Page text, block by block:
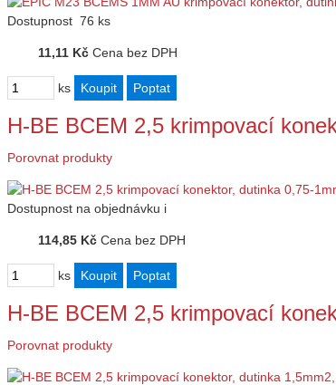
Dostupnost 76 ks
11,11 Kč Cena bez DPH
ks
H-BE BCEM 2,5 krimpovací
Porovnat produkty
Dostupnost na objednávku i
114,85 Kč Cena bez DPH
ks
H-BE BCEM 2,5 krimpovací
Porovnat produkty